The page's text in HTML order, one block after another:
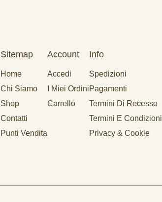
Sitemap
Home
Chi Siamo
Shop
Contatti
Punti Vendita
Account
Accedi
I Miei Ordini
Carrello
Info
Spedizioni
Pagamenti
Termini Di Recesso
Termini E Condizioni
Privacy & Cookie